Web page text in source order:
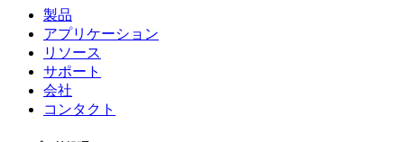
製品
アプリケーション
リソース
サポート
会社
コンタクト